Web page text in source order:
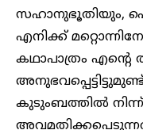
സഹാനുഭൂതിയും,
എനിക്ക്
കഥാപാത്രം എന്റെ
കുടുംബത്തിൽ നിന്ന്